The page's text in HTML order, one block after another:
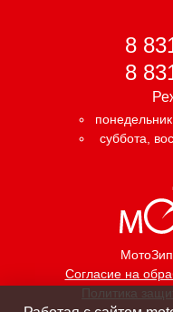
МотоЗип
Согласие на
Политика
8
8
суббота,